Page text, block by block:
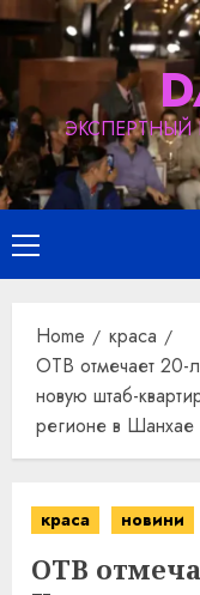
Skip
content
Primary
Menu
Home
краса
OTB отмечает 20-
новую штаб-
регионе в Шанхае
краса новини
OTB